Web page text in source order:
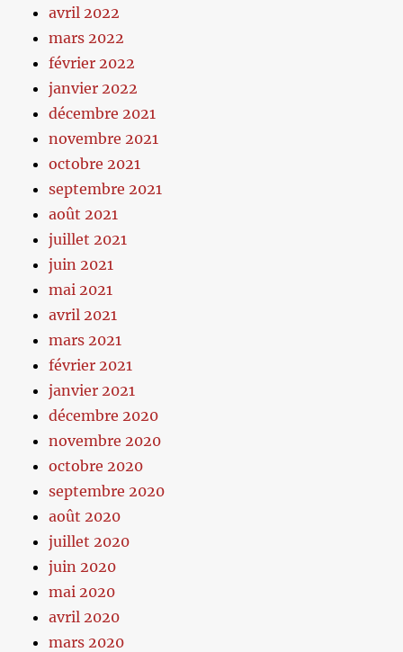
avril 2022
mars 2022
février 2022
janvier 2022
décembre 2021
novembre 2021
octobre 2021
septembre 2021
août 2021
juillet 2021
juin 2021
mai 2021
avril 2021
mars 2021
février 2021
janvier 2021
décembre 2020
novembre 2020
octobre 2020
septembre 2020
août 2020
juillet 2020
juin 2020
mai 2020
avril 2020
mars 2020